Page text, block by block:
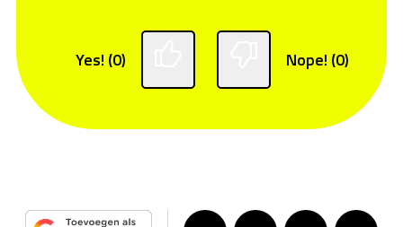
Yes! (0) Nope! (0)